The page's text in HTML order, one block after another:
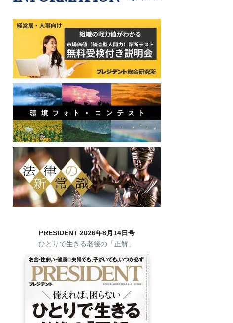
PRESIDENT 2026年8月14日号
ひとりで生きる老後の「正解」